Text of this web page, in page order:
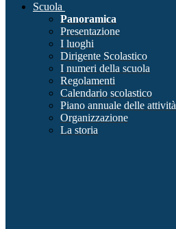
Scuola
Panoramica
Presentazione
I luoghi
Dirigente Scolastico
I numeri della scuola
Regolamenti
Calendario scolastico
Piano annuale delle attività
Organizzazione
La storia